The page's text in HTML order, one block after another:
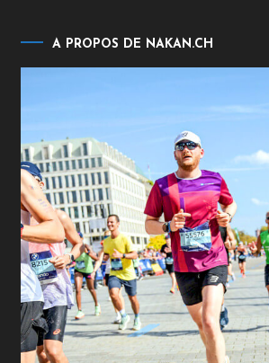
A PROPOS DE NAKAN.CH